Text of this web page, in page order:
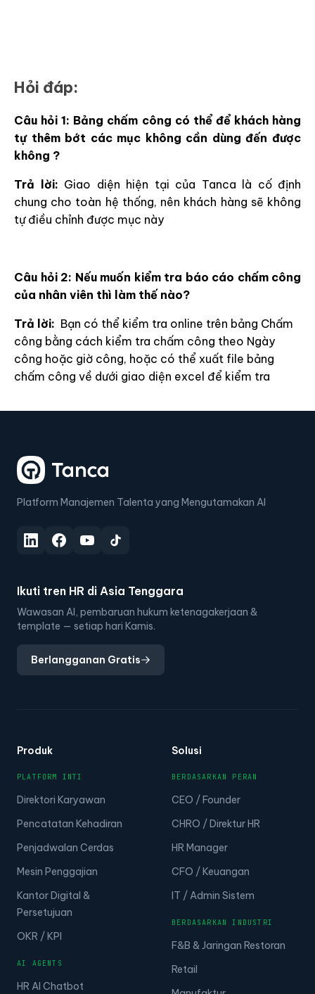
Hỏi đáp:
Câu hỏi 1: Bảng chấm công có thể để khách hàng
tự thêm bớt các mục không cần dùng đến được
không ?
Trả lời: Giao diện hiện tại của Tanca là cố định
chung cho toàn hệ thống, nên khách hàng sẽ không
tự điều chỉnh được mục này
Câu hỏi 2: Nếu muốn kiểm tra báo cáo chấm công
của nhân viên thì làm thế nào?
Trả lời: Bạn có thể kiểm tra online trên bảng Chấm
công bằng cách kiểm tra chấm công theo Ngày
công hoặc giờ công, hoặc có thể xuất file bảng
chấm công về dưới giao diện excel để kiểm tra
Platform Manajemen Talenta yang Mengutamakan AI
Ikuti tren HR di Asia Tenggara
Wawasan AI, pembaruan hukum ketenagakerjaan &
template — setiap hari Kamis.
Berlangganan Gratis
Produk
PLATFORM INTI
Direktori Karyawan
Pencatatan Kehadiran
Penjadwalan Cerdas
Mesin Penggajian
Kantor Digital &
Persetujuan
OKR / KPI
AI AGENTS
HR AI Chatbot
Solusi
BERDASARKAN PERAN
CEO / Founder
CHRO / Direktur HR
HR Manager
CFO / Keuangan
IT / Admin Sistem
BERDASARKAN INDUSTRI
F&B & Jaringan Restoran
Retail